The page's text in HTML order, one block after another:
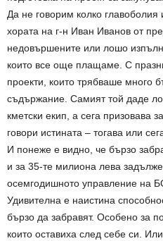
Да не говорим колко
хората на г-н Иван Иванов от
недовършените или лошо
които все още плащаме. С
проекти, които трябваше много
съдържание. Самият той даде
кметски екип, а сега призовава
говори истината – тогава или
И понеже е видно, че бързо
и за 35-те милиона лева
осемгодишното управление на
Удивителна е наистина
бързо да забравят. Особено за
които оставиха след себе си.